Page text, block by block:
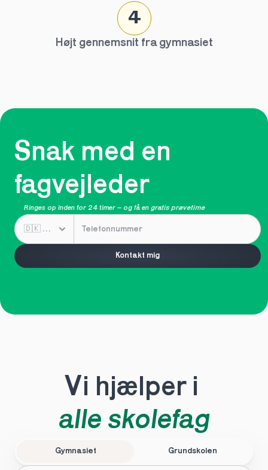
4
Højt gennemsnit fra gymnasiet
Snak med en
fagvejleder
Ringes op inden for 24 timer – og få en gratis prøvetime
Kontakt mig
Vi hjælper i
alle skolefag
Gymnasiet Grundskolen